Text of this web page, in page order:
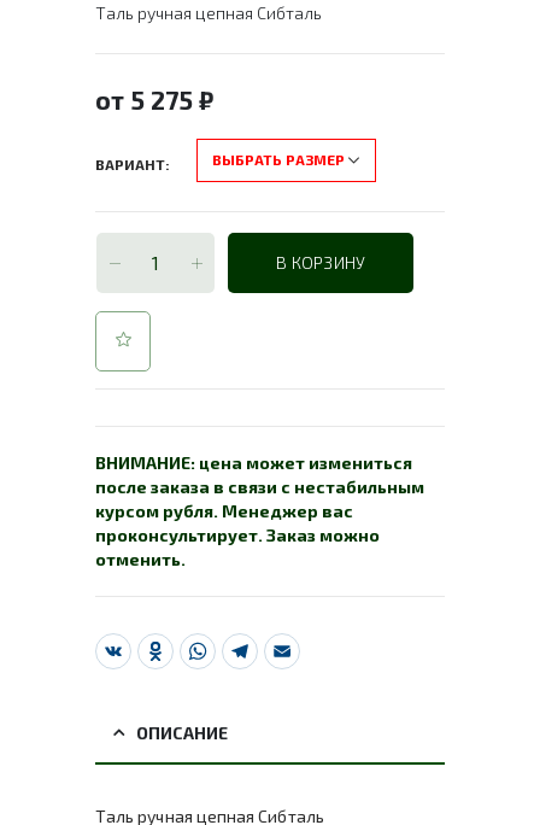
Таль ручная цепная Сибталь
от 5 275 ₽
ВАРИАНТ
В КОРЗИНУ
ВНИМАНИЕ: цена может измениться
после заказа в связи с нестабильным
курсом рубля. Менеджер вас
проконсультирует. Заказ можно
отменить.
VK Odnoklassniki
WhatsApp
Telegram
Email
ОПИСАНИЕ
Таль ручная цепная Сибталь